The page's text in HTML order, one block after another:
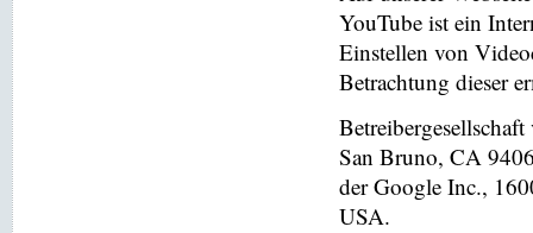
YouTube ist ein
Einstellen von
Betrachtung dieser
San Bruno, CA
der Google Inc.,
USA.